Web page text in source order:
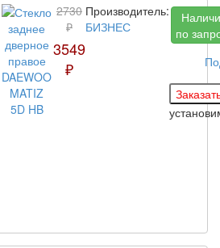
2730
₽
3549
₽
Производитель:
БИЗНЕС
по